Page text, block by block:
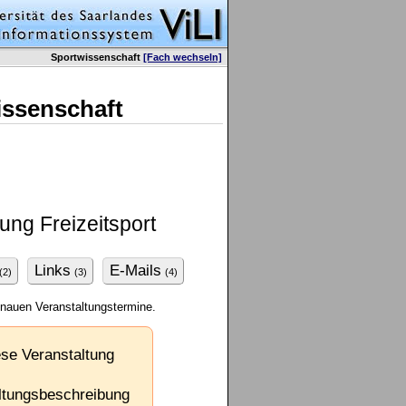
Sportwissenschaft [Fach wechseln]
Freizeitsport
(2) Links (3) E-Mails (4)
Veranstaltungstermine.
Veranstaltung